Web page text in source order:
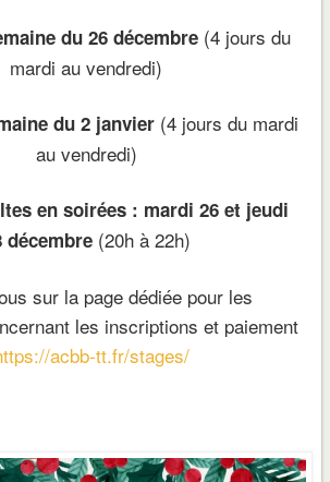
du 26 décembre (4 jours du
mardi au vendredi)
du 2 janvier (4 jours du mardi
au vendredi)
en soirées : mardi 26 et jeudi
décembre (20h à 22h)
sur la page dédiée pour les
les inscriptions et paiement
acbb-tt.fr/stages/